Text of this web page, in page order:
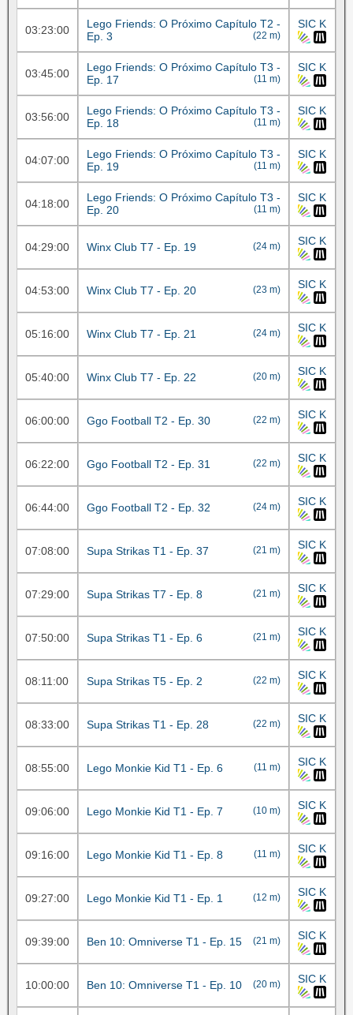
03:23:00
Lego Friends: O Próximo Capítulo T2 -
Ep. 3
(22 m)
SIC K
03:45:00
Lego Friends: O Próximo Capítulo T3 -
Ep. 17
(11 m)
SIC K
03:56:00
Lego Friends: O Próximo Capítulo T3 -
Ep. 18
(11 m)
SIC K
04:07:00
Lego Friends: O Próximo Capítulo T3 -
Ep. 19
(11 m)
SIC K
04:18:00
Lego Friends: O Próximo Capítulo T3 -
Ep. 20
(11 m)
SIC K
04:29:00 Winx Club T7 - Ep. 19 (24 m) SIC K
04:53:00 Winx Club T7 - Ep. 20 (23 m) SIC K
05:16:00 Winx Club T7 - Ep. 21 (24 m) SIC K
05:40:00 Winx Club T7 - Ep. 22 (20 m) SIC K
06:00:00 Ggo Football T2 - Ep. 30 (22 m) SIC K
06:22:00 Ggo Football T2 - Ep. 31 (22 m) SIC K
06:44:00 Ggo Football T2 - Ep. 32 (24 m) SIC K
07:08:00 Supa Strikas T1 - Ep. 37 (21 m) SIC K
07:29:00 Supa Strikas T7 - Ep. 8 (21 m) SIC K
07:50:00 Supa Strikas T1 - Ep. 6 (21 m) SIC K
08:11:00 Supa Strikas T5 - Ep. 2 (22 m) SIC K
08:33:00 Supa Strikas T1 - Ep. 28 (22 m) SIC K
08:55:00 Lego Monkie Kid T1 - Ep. 6 (11 m) SIC K
09:06:00 Lego Monkie Kid T1 - Ep. 7 (10 m) SIC K
09:16:00 Lego Monkie Kid T1 - Ep. 8 (11 m) SIC K
09:27:00 Lego Monkie Kid T1 - Ep. 1 (12 m) SIC K
09:39:00 Ben 10: Omniverse T1 - Ep. 15 (21 m) SIC K
10:00:00 Ben 10: Omniverse T1 - Ep. 10 (20 m) SIC K